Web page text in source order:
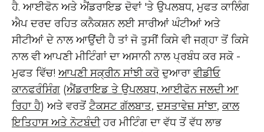
ਹੈ. ਆਈਫੋਨ ਅਤੇ ਐਂਡਰਾਇਡ ਦੋਵਾਂ 'ਤੇ ਉਪਲਬਧ, ਮੁਫਤ ਕਾਲਿੰਗ
ਐਪ ਦਰਦ ਰਹਿਤ ਕਨੈਕਸ਼ਨ ਲਈ ਸਾਰੀਆਂ ਘੰਟੀਆਂ ਅਤੇ
ਸੀਟੀਆਂ ਦੇ ਨਾਲ ਆਉਂਦੀ ਹੈ ਤਾਂ ਜੋ ਤੁਸੀਂ ਕਿਸੇ ਵੀ ਜਗ੍ਹਾ ਤੋਂ ਕਿਸੇ
ਨਾਲ ਵੀ ਆਪਣੀ ਮੀਟਿੰਗਾਂ ਦਾ ਅਸਾਨੀ ਨਾਲ ਪ੍ਰਬੰਧ ਕਰ ਸਕੋ -
ਮੁਫਤ ਵਿੱਚ! ਆਪਣੀ ਸਕ੍ਰੀਨ ਸਾਂਝੀ ਕਰੋਦੁਆਰਾਵੀਡੀਓ
ਕਾਨਫਰੰਸਿੰਗ (ਐਂਡਰਾਇਡ ਤੇ ਉਪਲਬਧ, ਆਈਫੋਨ ਜਲਦੀ ਆ
ਰਿਹਾ ਹੈ) ਅਤੇ ਵਰਤੋਂ ਟੈਕਸਟ ਗੱਲਬਾਤ, ਦਸਤਾਵੇਜ਼ ਸਾਂਝਾ, ਕਾਲ
ਇਤਿਹਾਸ ਅਤੇ ਨੋਟਬੰਦੀਹਰ ਮੀਟਿੰਗ ਦਾ ਵੱਧ ਤੋਂ ਵੱਧ ਲਾਭ